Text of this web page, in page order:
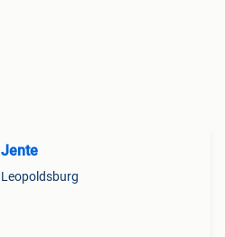
Jente
Leopoldsburg